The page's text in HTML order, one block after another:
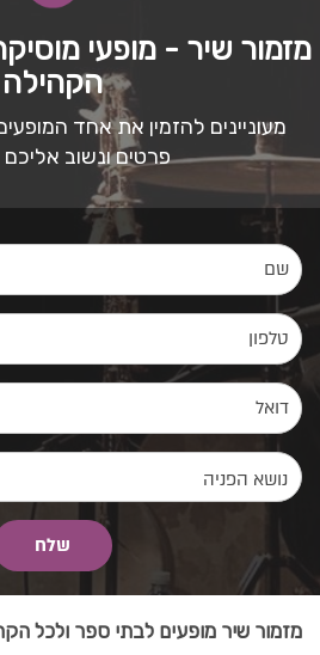
מזמור שיר - מופעי
הקהילה
מעוניינים להזמין את אחד
פרטים ונשוב
מזמור שיר מופעים לבתי ספר ולכל